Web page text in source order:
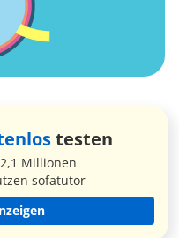
testen
Millionen
sofatutor